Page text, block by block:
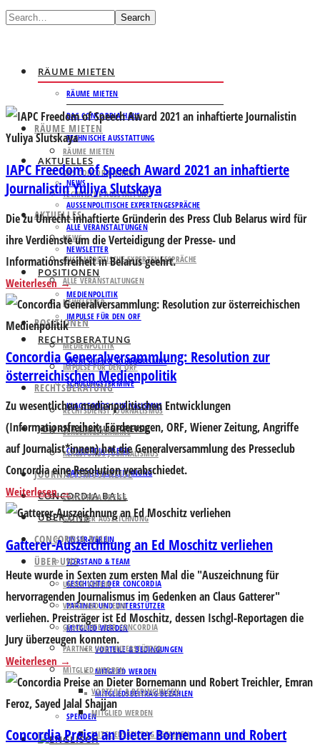
Search
RÄUME MIETEN
RÄUME MIETEN
DAS CONCORDIA HAUS
TECHNISCHE AUSSTATTUNG
AKTUELLES
NEWS
AUSSENPOLITISCHE EXPERTENGESPRÄCHE
ALLE VERANSTALTUNGEN
NEWSLETTER
POSITIONEN
MEDIENPOLITIK
IMPULSE FÜR DEN ORF
RECHTSBERATUNG
RECHTSDIENST JOURNALISMUS
SCHULUNGSTERMINE
KLAGSFONDS JOURNALISMUS
JOURNALISMUSPREISE
CONCORDIA PREISE
GATTERER AUSZEICHNUNG
CONCORDIA BALL
ÜBER UNS
UNSER VEREIN
VORSTAND & TEAM
GESCHICHTE DER CONCORDIA
PARTNER UND UNTERSTÜTZER
MITGLIED WERDEN
VORTEILE & BEDINGUNGEN
MITGLIED WERDEN
MITGLIEDSBEITRAG BEZAHLEN
SPENDEN
RÄUME MIETEN
RÄUME MIETEN
DAS CONCORDIA HAUS
TECHNISCHE AUSSTATTUNG
AKTUELLES
NEWS
AUSSENPOLITISCHE EXPERTENGESPRÄCHE
ALLE VERANSTALTUNGEN
NEWSLETTER
POSITIONEN
MEDIENPOLITIK
IMPULSE FÜR DEN ORF
RECHTSBERATUNG
RECHTSDIENST JOURNALISMUS
SCHULUNGSTERMINE
KLAGSFONDS JOURNALISMUS
JOURNALISMUSPREISE
CONCORDIA PREISE
GATTERER AUSZEICHNUNG
CONCORDIA BALL
ÜBER UNS
UNSER VEREIN
VORSTAND & TEAM
GESCHICHTE DER CONCORDIA
PARTNER UND UNTERSTÜTZER
MITGLIED WERDEN
VORTEILE & BEDINGUNGEN
MITGLIED WERDEN
MITGLIEDSBEITRAG BEZAHLEN
IAPC Freedom of Speech Award 2021 an inhaftierte
Journalistin Yuliya Slutskaya
Die zu Unrecht inhaftierte Gründerin des Press Club Belarus wird für
ihre Verdienste um die Verteidigung der Presse- und
Informationsfreiheit in Belarus geehrt.
Weiterlesen
Concordia Generalversammlung: Resolution zur
österreichischen Medienpolitik
Zu wesentlichen medienpolitischen Entwicklungen
(Informationsfreiheit, Förderungen, ORF, Wiener Zeitung, Angriffe
auf Journalist*innen) hat die Generalversammlung des Presseclub
Concordia eine Resolution verabschiedet.
Weiterlesen
Gatterer-Auszeichnung an Ed Moschitz verliehen
Heute wurde in Sexten zum ersten Mal die "Auszeichnung für
hervorragenden Journalismus im Gedenken an Claus Gatterer"
verliehen. Preisträger ist Ed Moschitz, dessen Ischgl-Reportagen die
Jury überzeugen konnten.
Weiterlesen
Concordia Preise an Dieter Bornemann und Robert